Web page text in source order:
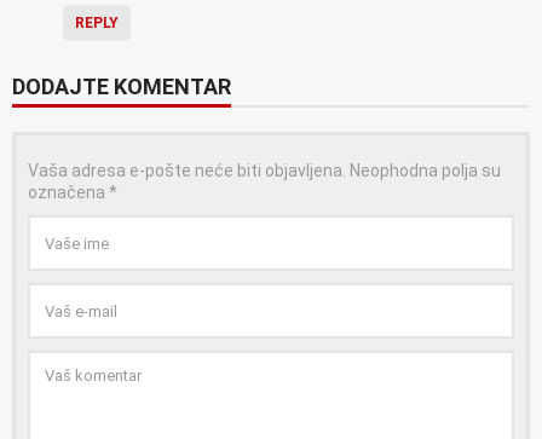
REPLY
DODAJTE KOMENTAR
Vaša adresa e-pošte neće biti objavljena. Neophodna polja su
označena *